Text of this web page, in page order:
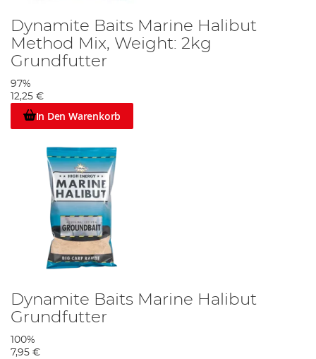
Dynamite Baits Marine Halibut
Method Mix, Weight: 2kg
Grundfutter
97%
12,25 €
In Den Warenkorb
Dynamite Baits Marine Halibut
Grundfutter
100%
7,95 €